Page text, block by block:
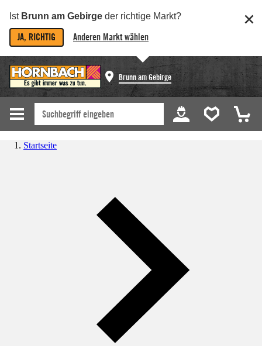
Ist Brunn am Gebirge der richtige Markt?
JA, RICHTIG Anderen Markt wählen
Brunn am Gebirge
Startseite